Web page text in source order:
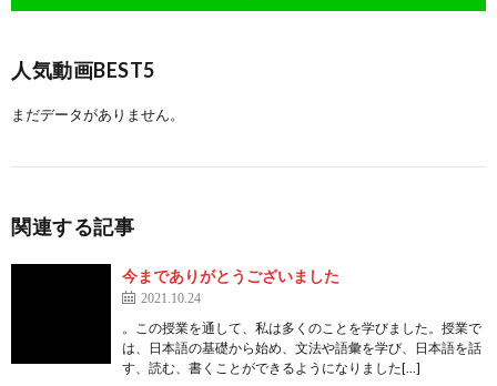
人気動画BEST5
まだデータがありません。
関連する記事
今までありがとうございました
2021.10.24
。この授業を通して、私は多くのことを学びました。授業で
は、日本語の基礎から始め、文法や語彙を学び、日本語を話
す、読む、書くことができるようになりました[…]